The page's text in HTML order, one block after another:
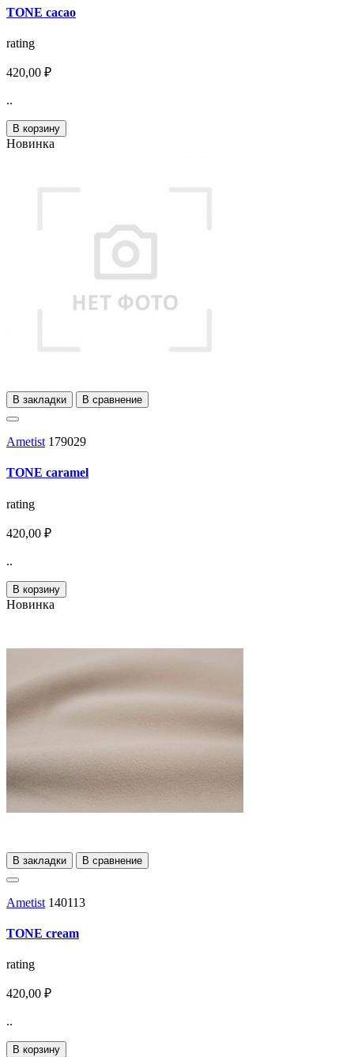
TONE cacao
rating
420,00 ₽
..
В корзину
Новинка
В закладки В сравнение
Ametist 179029
TONE caramel
rating
420,00 ₽
..
В корзину
Новинка
В закладки В сравнение
Ametist 140113
TONE cream
rating
420,00 ₽
..
В корзину